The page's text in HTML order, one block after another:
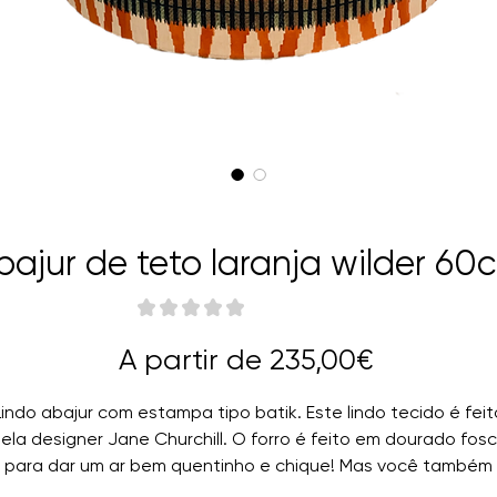
de teto laranja wilder
★ ★ ★ ★ ★
A partir de 235,00€Preço
abajur com estampa tipo batik. Este lindo tecido é
designer Jane Churchill. O forro é feito em dourado
para dar um ar bem quentinho e chique! Mas você também